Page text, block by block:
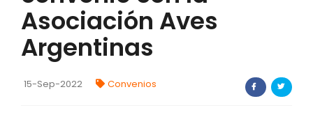
FORTALECIMIENTO DE RECURSOS
ALIMENTICIOS
BIODIVERSIDAD Y ALIMENTACIÓN
INVENTARIO DE LA BIODIVERSIDAD MISIONERA
Asociación Aves
Argentinas
15-Sep-2022 Convenios